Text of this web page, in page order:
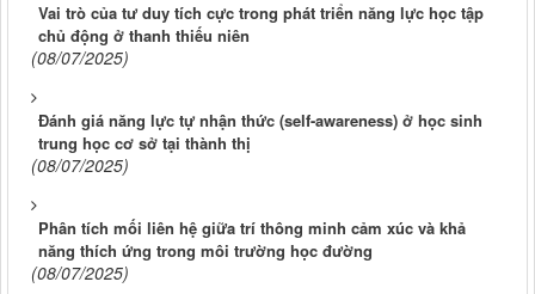
Vai trò của tư duy tích cực trong phát triển năng lực học tập
chủ động ở thanh thiếu niên
(08/07/2025)
Đánh giá năng lực tự nhận thức (self-awareness) ở học sinh
trung học cơ sở tại thành thị
(08/07/2025)
Phân tích mối liên hệ giữa trí thông minh cảm xúc và khả
năng thích ứng trong môi trường học đường
(08/07/2025)